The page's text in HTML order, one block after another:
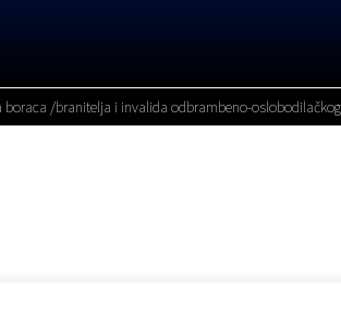
/branitelja i invalida odbrambeno-